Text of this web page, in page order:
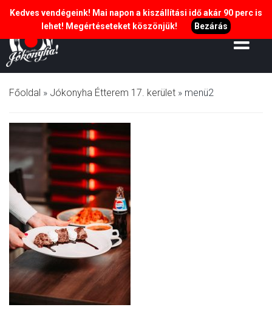
Főoldal » Jókonyha Étterem 17. kerület » menü2
Kedves vendégeink! Mai napon a kiszállítási idő akár 90 perc is
lehet! Megértéseteket köszönjük!
Bezárás